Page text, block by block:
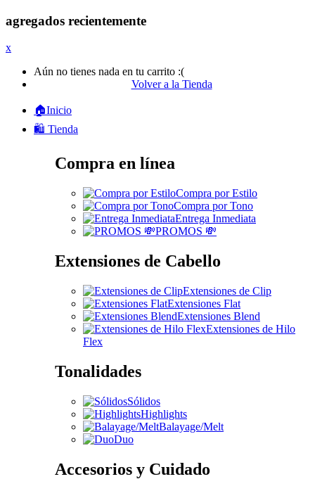
agregados recientemente
x
Aún no tienes nada en tu carrito :(
Volver a la Tienda
🏠Inicio
🛍️ Tienda
Compra en línea
Compra por Estilo
Compra por Tono
Entrega Inmediata
PROMOS 💸
Extensiones de Cabello
Extensiones de Clip
Extensiones Flat
Extensiones Blend
Extensiones de Hilo
Flex
Tonalidades
Sólidos
Highlights
Balayage/Melt
Duo
Accesorios y Cuidado